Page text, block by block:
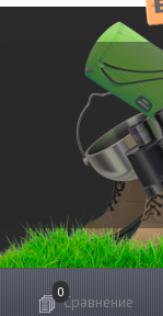
0
Сравнение